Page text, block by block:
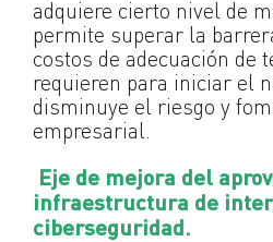
adquiere cierto nivel de
permite superar la
costos de adecuación de
requieren para iniciar el
disminuye el riesgo y
empresarial.
Eje de mejora del
infraestructura de
ciberseguridad.